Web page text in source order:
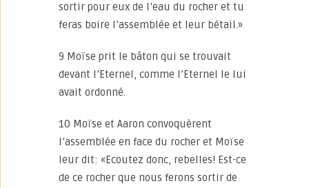
sortir pour eux de l’eau du rocher et tu
feras boire l’assemblée et leur bétail.»
9 Moïse prit le bâton qui se trouvait
devant l’Eternel, comme l’Eternel le lui
avait ordonné.
10 Moïse et Aaron convoquèrent
l’assemblée en face du rocher et Moïse
leur dit: «Ecoutez donc, rebelles! Est-ce
de ce rocher que nous ferons sortir de